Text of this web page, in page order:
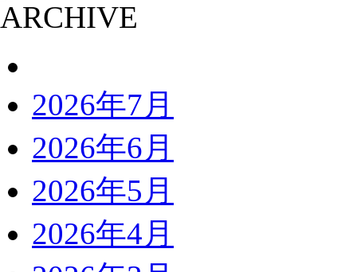
2026年7月
2026年6月
2026年5月
2026年4月